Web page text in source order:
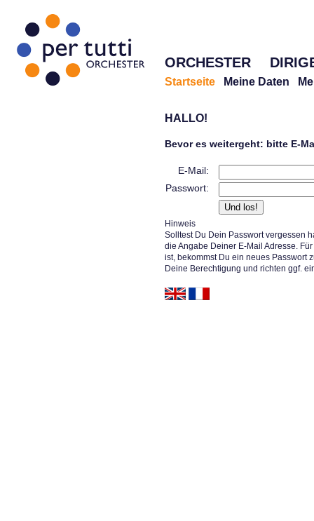
ORCHESTER
Startseite Meine Daten
HALLO!
Bevor es weitergeht: bitte E-
E-Mail:
Passwort:
Hinweis
Solltest Du Dein Passwort vergessen
die Angabe Deiner E-Mail Adresse.
ist, bekommst Du ein neues Passwort
Deine Berechtigung und richten ggf.